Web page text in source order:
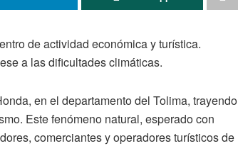
de actividad económica y turística.
a las dificultades climáticas.
en el departamento del Tolima, trayendo
Este fenómeno natural, esperado con
comerciantes y operadores turísticos de